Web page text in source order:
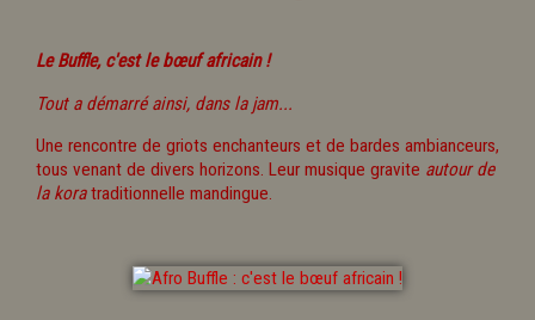
Le Buffle, c'est le bœuf africain !
Tout a démarré ainsi, dans la jam...
Une rencontre de griots enchanteurs et de bardes ambianceurs,
tous venant de divers horizons. Leur musique gravite autour de
la koratraditionnelle mandingue.